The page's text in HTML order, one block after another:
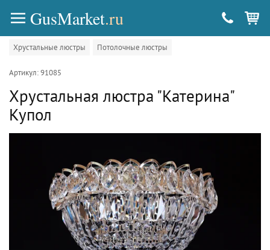
GusMarket.ru
Хрустальные люстры Потолочные люстры
Артикул: 91085
Хрустальная люстра "Катерина"
Купол